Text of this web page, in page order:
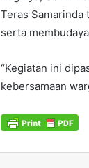
Teras Samarinda
serta
“Kegiatan ini
kebersamaan